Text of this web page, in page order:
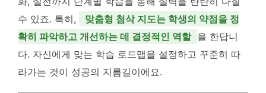
수 있죠. 특히,
맞춤형 첨삭 지도는 학생의 약점을 정
확히 파악하고 개선하는 데 결정적인 역할 을 한답니
다. 자신에게 맞는 학습 로드맵을 설정하고 꾸준히 따
라가는 것이 성공의 지름길이에요.